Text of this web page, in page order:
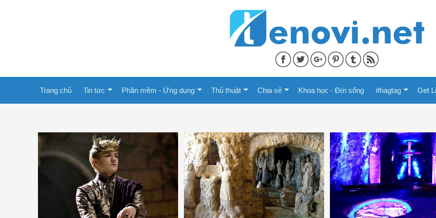
Trang chủ Tin tức Phần mềm - Ứng dụng Thủ thuật Chia sẻ Khoa học - Đời sống #hagtag Get